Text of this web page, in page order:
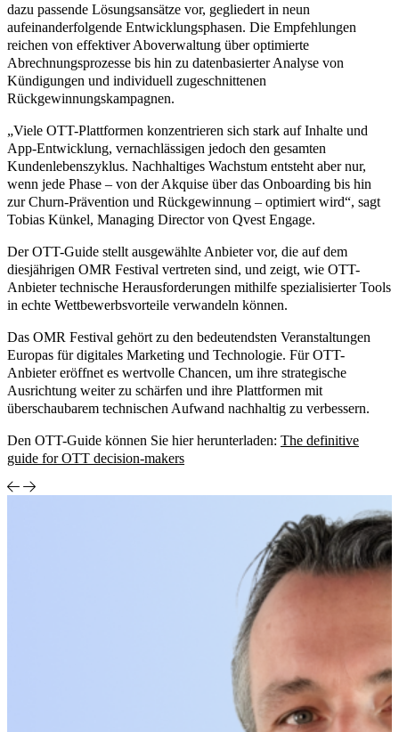
dazu passende Lösungsansätze vor, gegliedert in neun
aufeinanderfolgende Entwicklungsphasen. Die Empfehlungen
reichen von effektiver Aboverwaltung über optimierte
Abrechnungsprozesse bis hin zu datenbasierter Analyse von
Kündigungen und individuell zugeschnittenen
Rückgewinnungskampagnen.
„Viele OTT-Plattformen konzentrieren sich stark auf Inhalte und
App-Entwicklung, vernachlässigen jedoch den gesamten
Kundenlebenszyklus. Nachhaltiges Wachstum entsteht aber nur,
wenn jede Phase – von der Akquise über das Onboarding bis hin
zur Churn-Prävention und Rückgewinnung – optimiert wird“, sagt
Tobias Künkel, Managing Director von Qvest Engage.
Der OTT-Guide stellt ausgewählte Anbieter vor, die auf dem
diesjährigen OMR Festival vertreten sind, und zeigt, wie OTT-
Anbieter technische Herausforderungen mithilfe spezialisierter Tools
in echte Wettbewerbsvorteile verwandeln können.
Das OMR Festival gehört zu den bedeutendsten Veranstaltungen
Europas für digitales Marketing und Technologie. Für OTT-
Anbieter eröffnet es wertvolle Chancen, um ihre strategische
Ausrichtung weiter zu schärfen und ihre Plattformen mit
überschaubarem technischen Aufwand nachhaltig zu verbessern.
Den OTT-Guide können Sie hier herunterladen: The definitive
guide for OTT decision-makers